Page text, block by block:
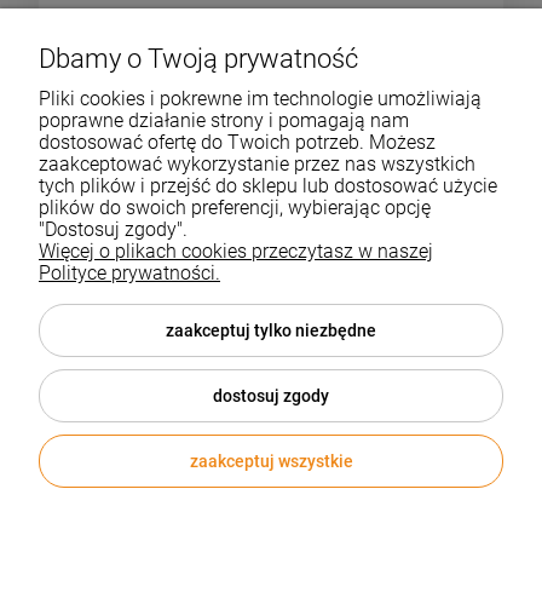
Dbamy o Twoją prywatność
Pliki cookies i pokrewne im technologie umożliwiają
poprawne działanie strony i pomagają nam
dostosować ofertę do Twoich potrzeb. Możesz
zaakceptować wykorzystanie przez nas wszystkich
tych plików i przejść do sklepu lub dostosować użycie
plików do swoich preferencji, wybierając opcję
"Dostosuj zgody".
Więcej o plikach cookies przeczytasz w naszej
Polityce prywatności.
zaakceptuj tylko niezbędne
dostosuj zgody
zaakceptuj wszystkie